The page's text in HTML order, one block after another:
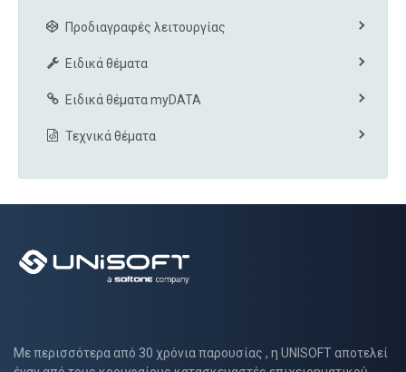
Προδιαγραφές λειτουργίας
Ειδικά θέματα
Ειδικά θέματα myDATA
Τεχνικά θέματα
Με περισσότερα από 30 χρόνια παρουσίας , η UNISOFT αποτελεί